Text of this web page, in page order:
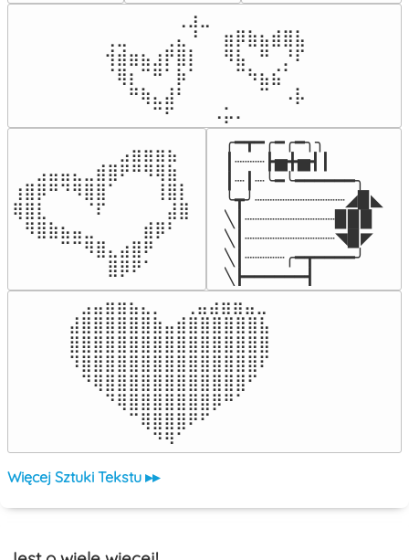
⠀⠀⠀⠀⠀⠀⢀⣰⣀⠀⠀⠀⠀⠀⠀⠀⠀
⢀⣀⠀⠀⠀⢀⣄⠘⠀⠀⣶⡿⣷⣦⣾⣿⣧
⢺⣾⣶⣦⣰⡟⣿⡇⠀⠀⠻⣧⠀⠛⠀⡘⠏
⠈⢿⡆⠉⠛⠁⡷⠁⠀⠀⠀⠉⠳⣦⣮⠁⠀
⠀⠀⠛⢷⣄⣼⠃⠀⠀⠀⠀⠀⠀⠉⠀⠠⡧
⠀⠀⠀⠀⠉⠋⠀⠀⠀⠠⡥⠄⠀⠀⠀⠀⠀
⠀⠀⠀⠀⠀⠀⠀⠀⠀⣠⣶⣶⣶⣦⠀⠀
⠀⠀⣠⣤⣤⣄⣀⣾⣿⠟⠛⠻⢿⣷⠀
⢰⣿⡿⠛⠙⠻⣿⣿⠁⠀⠀⠀⢸⣿⡇
⢿⣿⣇⠀⠀⠀⠈⠏⠀⠀⠀⠀⠀⣼⣿⠀
⠀⠻⣿⣷⣦⣤⣀⠀⠀⠀⠀⣾⡿⠃⠀
⠀⠀⠀⠀⠉⠉⠻⣿⣄⣴⣿⠟⠀⠀⠀
⠀⠀⠀⠀⠀⠀⠀⠀⣿⡿⠟⠁⠀⠀⠀⠀
╭━┳━╭━╭━╮╮
┃┈┈┈┣▅╋▅┫┃
┃┈┃┈╰━╰━━━━━━╮
╰┳╯┈┈┈┈┈┈┈┈┈◢▉◣
╲┃┈┈┈┈┈┈┈┈┈▉▉▉
╲┃┈┈┈┈┈┈┈┈┈◥▉◤
╲┃┈┈┈┈╭━┳━━━━╯
╲┣━━━━━━┫﻿
⠀⣠⣤⣶⣶⣦⣄⡀  ⠀⢀⣤⣴⣶⣶⣤⣀⠀
⣼⣿⣿⣿⣿⣿⣿⣷⣤⣾⣿⣿⣿⣿⣿⣿⣧
⣿⣿⣿⣿⣿⣿⣿⣿⣿⣿⣿⣿⣿⣿⣿⣿⣿
⠹⣿⣿⣿⣿⣿⣿⣿⣿⣿⣿⣿⣿⣿⣿⣿⠏
⠀⠙⢿⣿⣿⣿⣿⣿⣿⣿⣿⣿⣿⣿⣿⠋⠀
⠀⠀⠀⠙⢿⣿⣿⣿⣿⣿⣿⣿⡿⠛⠁⠀⠀
⠀⠀⠀⠀⠀⠉⢿⣿⣿⣿⠟⠋⠀⠀⠀⠀⠀
⠀⠀⠀⠀⠀⠀⠀⠙⠻⠁⠀⠀⠀⠀⠀⠀⠀⠀⠀⠀⠀⠀⠀
Więcej Sztuki Tekstu ▸▸